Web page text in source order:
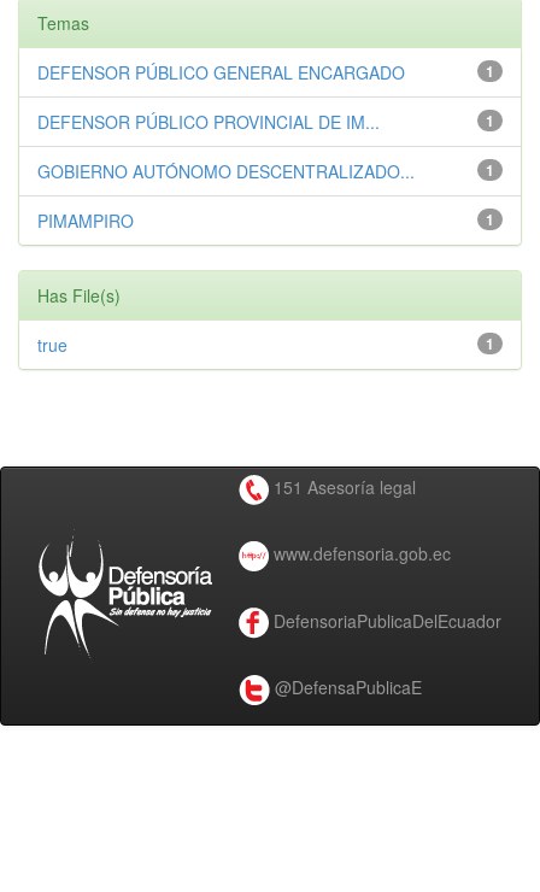
Temas
1
DEFENSOR PÚBLICO GENERAL ENCARGADO
1
DEFENSOR PÚBLICO PROVINCIAL DE IM...
1
GOBIERNO AUTÓNOMO DESCENTRALIZADO...
1
PIMAMPIRO
Has File(s)
1
true
151 Asesoría legal
www.defensoria.gob.ec
DefensoriaPublicaDelEcuador
@DefensaPublicaE